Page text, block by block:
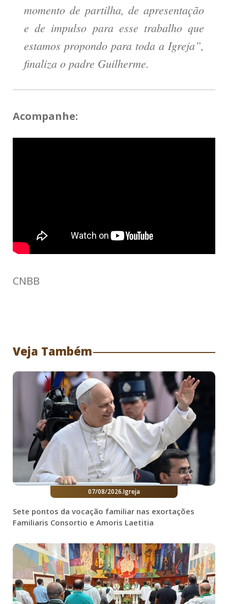
momento de partilha, de apresentação
e de impulso para esse trabalho que
estamos propondo para toda a Igreja”,
finaliza o padre Guilherme.
Acompanhe:
CNBB
Veja Também
07/08/2026.Igreja
Sete pontos da vocação familiar nas exortações
Familiaris Consortio e Amoris Laetitia